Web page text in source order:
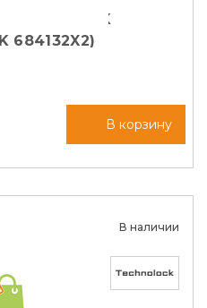
684132X2)
В корзину
В наличии